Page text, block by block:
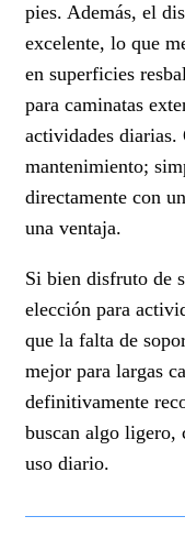
pies. Además, el
excelente, lo que
en superficies
para caminatas
actividades
mantenimiento;
directamente con
una ventaja.
Si bien disfruto de
elección para
que la falta de
mejor para largas
definitivamente
buscan algo ligero,
uso diario.